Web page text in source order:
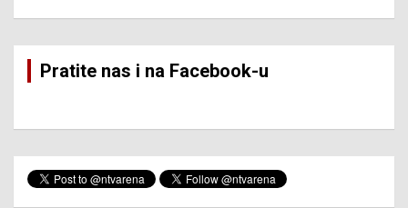
Pratite nas i na Facebook-u